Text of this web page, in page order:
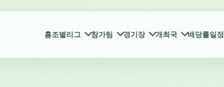
홈조별리그 참가팀 경기장 개최국 배당률일정